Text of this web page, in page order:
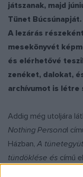
játszanak, majd
Tünet Búcsúnapját.
A lezárás
mesekönyvét
és elérhetővé
zenéket, dalokat,
archívumot is létre
Addig még utoljára
Nothing Personal
Házban,A
tündöklése és című
25-én és június 9-én